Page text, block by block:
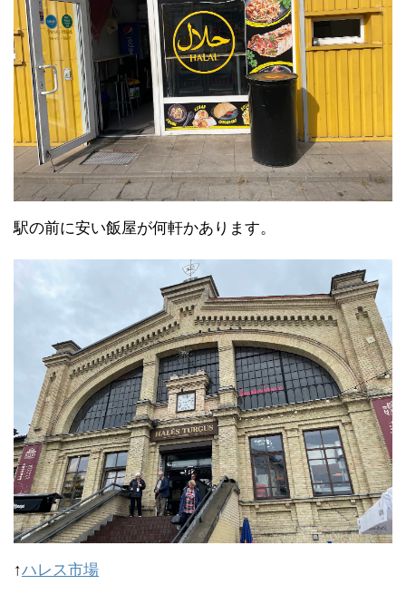
駅の前に安い飯屋が何軒かあります。
↑ハレス市場